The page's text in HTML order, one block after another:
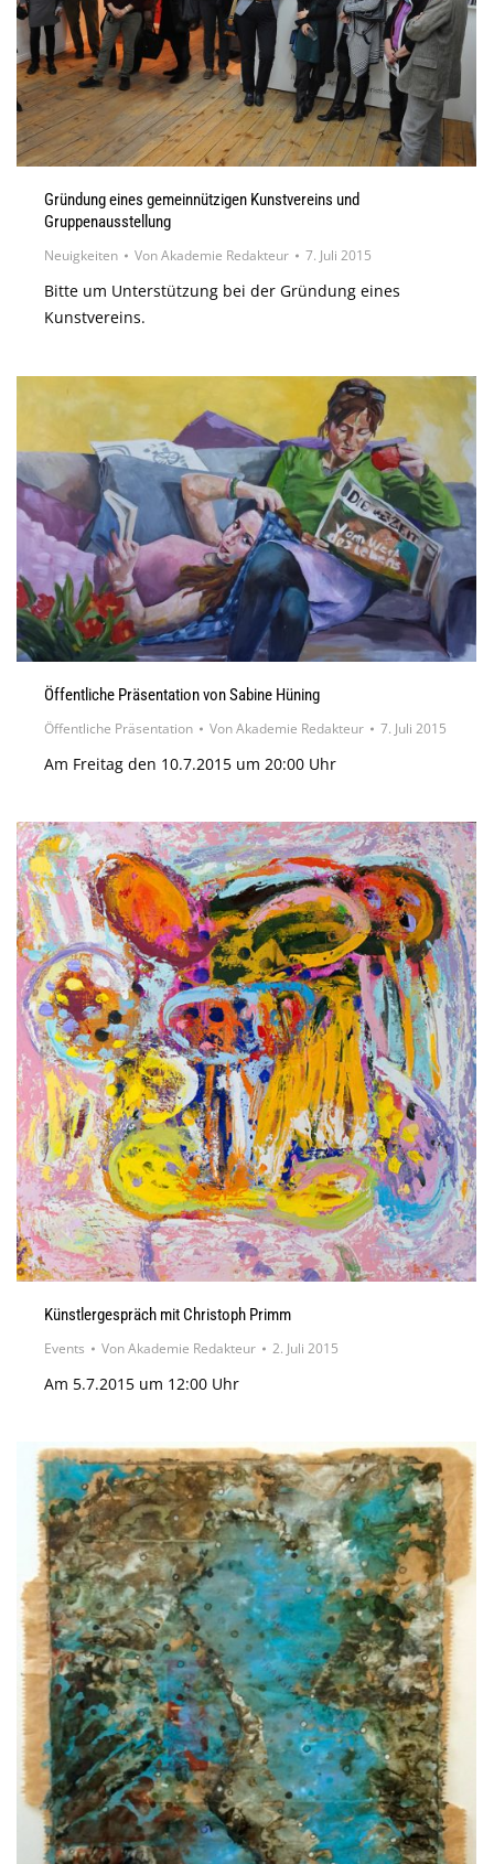
Gründung eines gemeinnützigen Kunstvereins und
Gruppenausstellung
Neuigkeiten VonAkademie Redakteur 7. Juli 2015
Bitte um Unterstützung bei der Gründung eines
Kunstvereins.
Öffentliche Präsentation von Sabine Hüning
Öffentliche Präsentation VonAkademie Redakteur 7. Juli 2015
Am Freitag den 10.7.2015 um 20:00 Uhr
Künstlergespräch mit Christoph Primm
Events VonAkademie Redakteur 2. Juli 2015
Am 5.7.2015 um 12:00 Uhr